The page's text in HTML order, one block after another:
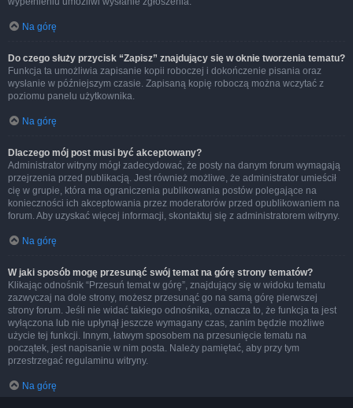
Na górę
Do czego służy przycisk “Zapisz” znajdujący się w oknie tworzenia tematu?
Funkcja ta umożliwia zapisanie kopii roboczej i dokończenie pisania oraz
wysłanie w późniejszym czasie. Zapisaną kopię roboczą można wczytać z
poziomu panelu użytkownika.
Na górę
Dlaczego mój post musi być akceptowany?
Administrator witryny mógł zadecydować, że posty na danym forum wymagają
przejrzenia przed publikacją. Jest również możliwe, że administrator umieścił
cię w grupie, która ma ograniczenia publikowania postów polegające na
konieczności ich akceptowania przez moderatorów przed opublikowaniem na
forum. Aby uzyskać więcej informacji, skontaktuj się z administratorem witryny.
Na górę
W jaki sposób mogę przesunąć swój temat na górę strony tematów?
Klikając odnośnik “Przesuń temat w górę”, znajdujący się w widoku tematu
zazwyczaj na dole strony, możesz przesunąć go na samą górę pierwszej
strony forum. Jeśli nie widać takiego odnośnika, oznacza to, że funkcja ta jest
wyłączona lub nie upłynął jeszcze wymagany czas, zanim będzie możliwe
użycie tej funkcji. Innym, łatwym sposobem na przesunięcie tematu na
początek, jest napisanie w nim posta. Należy pamiętać, aby przy tym
przestrzegać regulaminu witryny.
Na górę